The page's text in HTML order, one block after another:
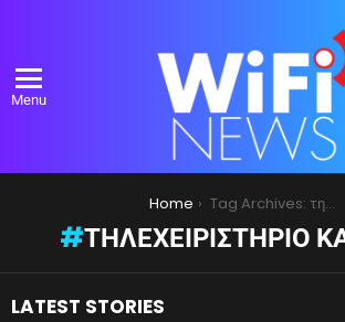
Menu
Home Tag Archives: τηλεχειριστήριο κάμερας
ΤΗΛΕΧΕΙΡΙΣΤΉΡΙΟ
LATEST STORIES